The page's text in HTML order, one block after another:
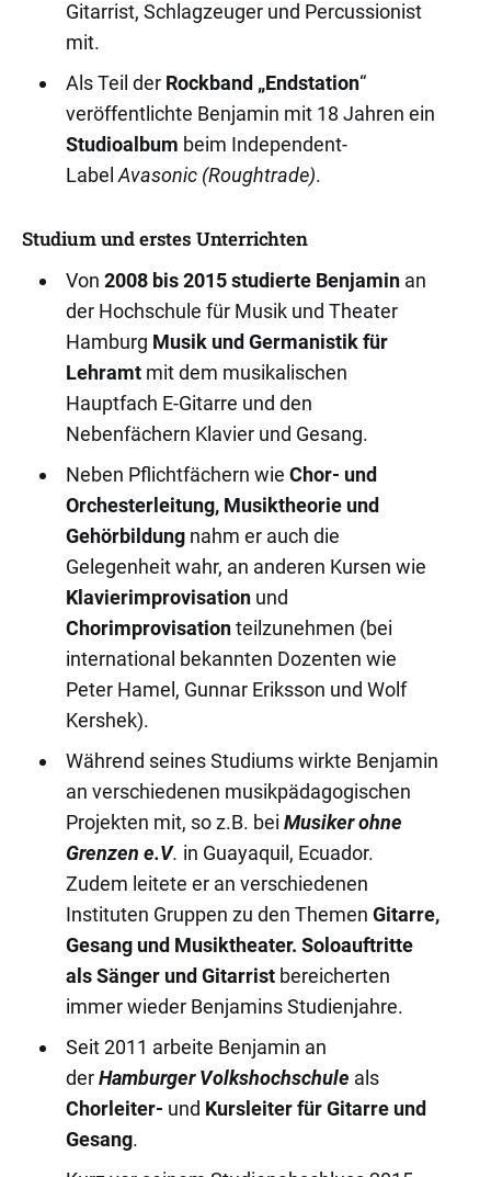
Gitarrist, Schlagzeuger und Percussionist
mit.
Als Teil der Rockband „Endstation“
veröffentlichte Benjamin mit 18 Jahren ein
Studioalbum beim Independent-
LabelAvasonic (Roughtrade).
Studium und erstes Unterrichten
Von 2008 bis 2015 studierte Benjaminan
der Hochschule für Musik und Theater
Hamburg Musik und Germanistik für
Lehramtmit dem musikalischen
Hauptfach E-Gitarre und den
Nebenfächern Klavier und Gesang.
Neben Pflichtfächern wie Chor- und
Orchesterleitung, Musiktheorie und
Gehörbildungnahm er auch die
Gelegenheit wahr, an anderen Kursen wie
Klavierimprovisation und
Chorimprovisationteilzunehmen (bei
international bekannten Dozenten wie
Peter Hamel, Gunnar Eriksson und Wolf
Kershek).
Während seines Studiums wirkte Benjamin
an verschiedenen musikpädagogischen
Projekten mit, so z.B. bei Musiker ohne
Grenzen e.V. in Guayaquil, Ecuador.
Zudem leitete er an verschiedenen
Instituten Gruppen zu den Themen Gitarre,
Gesang und Musiktheater. Soloauftritte
als Sänger und Gitarristbereicherten
immer wieder Benjamins Studienjahre.
Seit 2011 arbeite Benjamin an
derHamburger Volkshochschule als
Chorleiter- und Kursleiter für Gitarre und
Gesang.